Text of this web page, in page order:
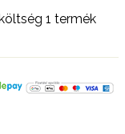
1 termék